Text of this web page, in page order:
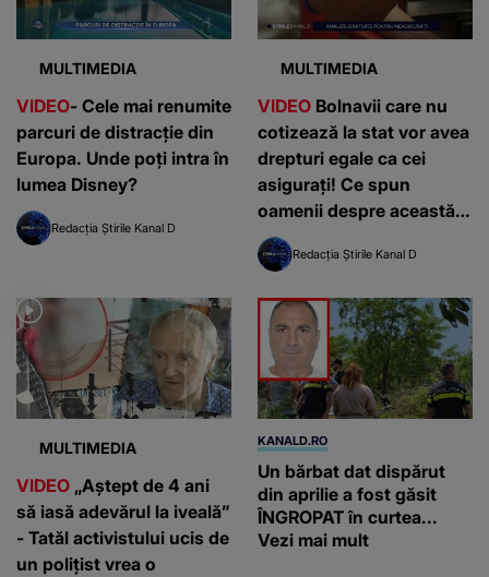
MULTIMEDIA
VIDEO- Cele mai renumite
parcuri de distracție din
Europa. Unde poți intra în
lumea Disney?
Redacția Știrile Kanal D
MULTIMEDIA
VIDEO Bolnavii care nu
cotizează la stat vor avea
drepturi egale ca cei
asigurați! Ce spun
oamenii despre această
decizie?
Redacția Știrile Kanal D
MULTIMEDIA
VIDEO „Aștept de 4 ani
să iasă adevărul la iveală”
- Tatăl activistului ucis de
un polițist vrea o
KANALD.RO
Un bărbat dat dispărut
din aprilie a fost găsit
ÎNGROPAT în curtea...
Vezi mai mult